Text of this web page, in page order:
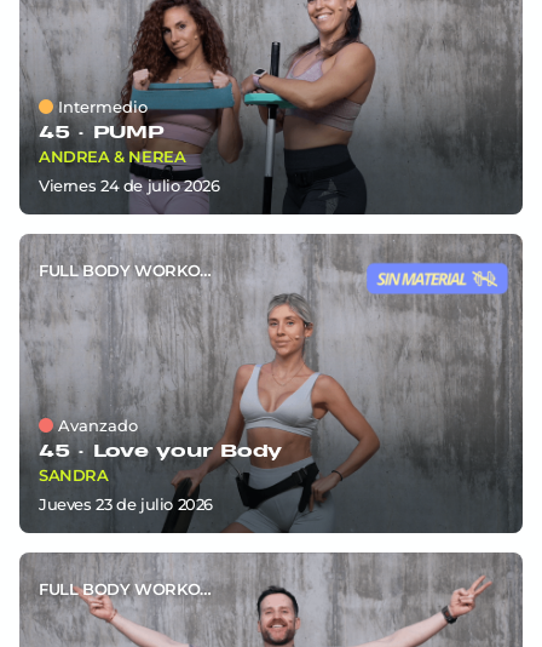
Intermedio
45 · PUMP
ANDREA & NEREA
viernes 24dejulio 2026
FULL BODY WORKOUT
Avanzado
45 · Love your Body
SANDRA
jueves 23de julio 2026
FULL BODY WORKOUT